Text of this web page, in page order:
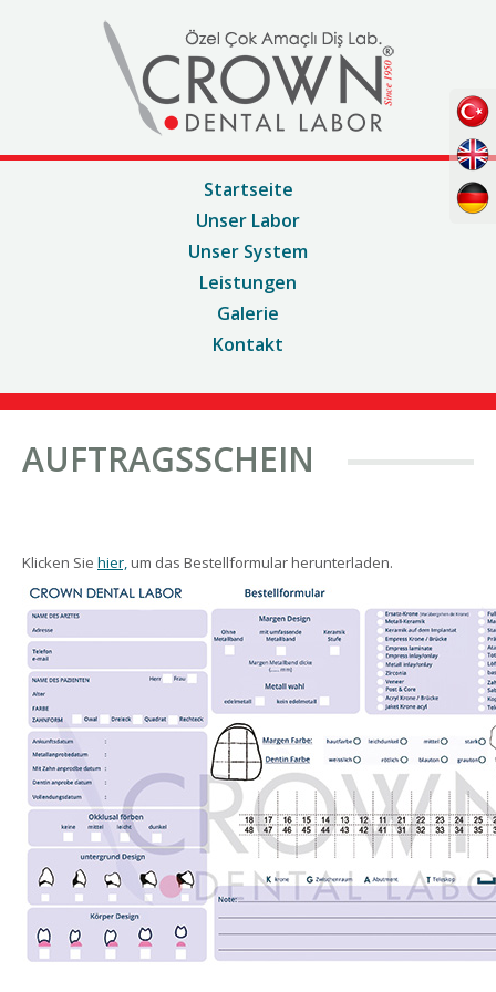
Startseite
Unser Labor
Unser System
Leistungen
Galerie
Kontakt
AUFTRAGSSCHEIN
Klicken Sie hier,um das Bestellformular herunterladen.